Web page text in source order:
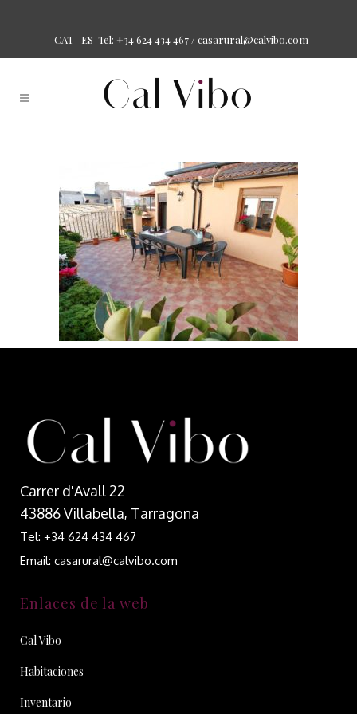
CAT ES Tel: +34 624 434 467 / casarural@calvibo.com
Carrer d'Avall 22
43886 Villabella, Tarragona
Tel: +34 624 434 467
Email: casarural@calvibo.com
Enlaces de la web
Cal Vibo
Habitaciones
Inventario